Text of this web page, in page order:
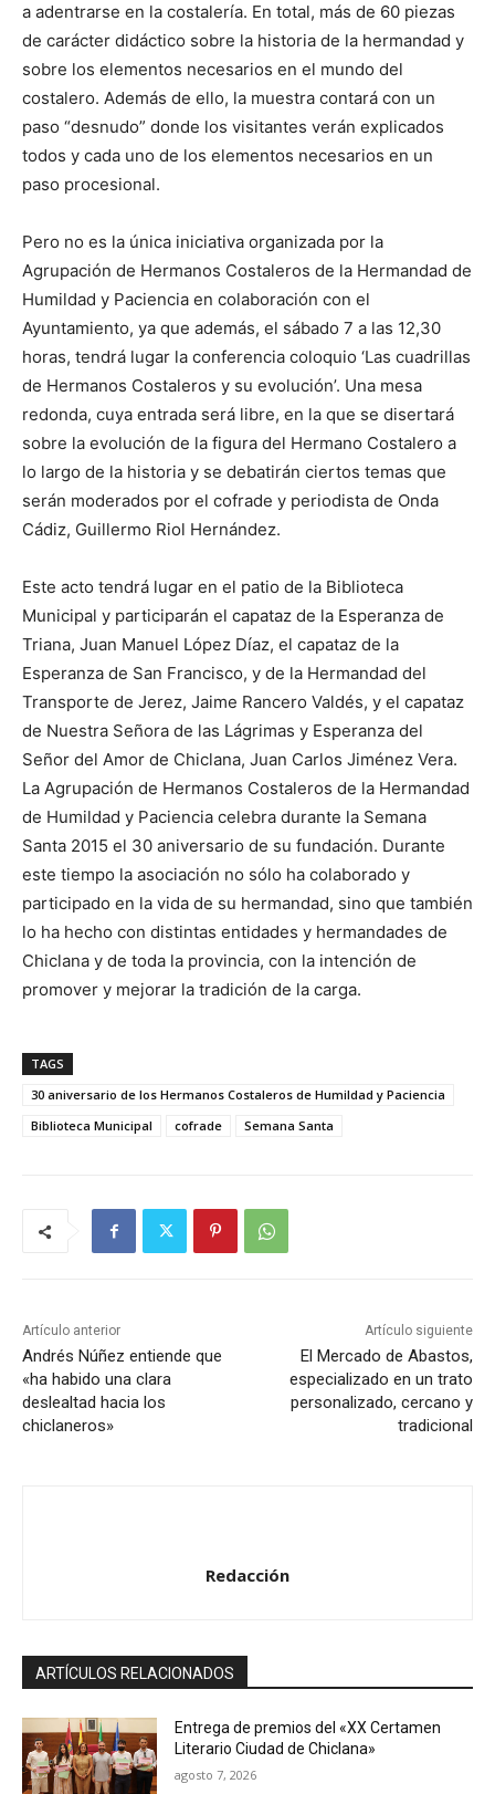
a adentrarse en la costalería. En total, más de 60 piezas
de carácter didáctico sobre la historia de la hermandad y
sobre los elementos necesarios en el mundo del
costalero. Además de ello, la muestra contará con un
paso “desnudo” donde los visitantes verán explicados
todos y cada uno de los elementos necesarios en un
paso procesional.
Pero no es la única iniciativa organizada por la
Agrupación de Hermanos Costaleros de la Hermandad de
Humildad y Paciencia en colaboración con el
Ayuntamiento, ya que además, el sábado 7 a las 12,30
horas, tendrá lugar la conferencia coloquio ‘Las cuadrillas
de Hermanos Costaleros y su evolución’. Una mesa
redonda, cuya entrada será libre, en la que se disertará
sobre la evolución de la figura del Hermano Costalero a
lo largo de la historia y se debatirán ciertos temas que
serán moderados por el cofrade y periodista de Onda
Cádiz, Guillermo Riol Hernández.
Este acto tendrá lugar en el patio de la Biblioteca
Municipal y participarán el capataz de la Esperanza de
Triana, Juan Manuel López Díaz, el capataz de la
Esperanza de San Francisco, y de la Hermandad del
Transporte de Jerez, Jaime Rancero Valdés, y el capataz
de Nuestra Señora de las Lágrimas y Esperanza del
Señor del Amor de Chiclana, Juan Carlos Jiménez Vera.
La Agrupación de Hermanos Costaleros de la Hermandad
de Humildad y Paciencia celebra durante la Semana
Santa 2015 el 30 aniversario de su fundación. Durante
este tiempo la asociación no sólo ha colaborado y
participado en la vida de su hermandad, sino que también
lo ha hecho con distintas entidades y hermandades de
Chiclana y de toda la provincia, con la intención de
promover y mejorar la tradición de la carga.
TAGS
30 aniversario de los Hermanos Costaleros de Humildad y Paciencia
Biblioteca Municipal
cofrade Semana Santa
Artículo anterior
Andrés Núñez entiende que
«ha habido una clara
deslealtad hacia los
chiclaneros»
Artículo siguiente
El Mercado de Abastos,
especializado en un trato
personalizado, cercano y
tradicional
Redacción
ARTÍCULOS RELACIONADOS
Entrega de premios del «XX Certamen
Literario Ciudad de Chiclana»
agosto 7, 2026